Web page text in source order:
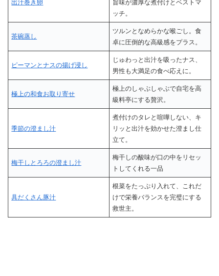
出汁巻き卵
旨味が濃厚な煮付けとベストマ
ッチ。
茶碗蒸し
ツルンとなめらかな喉ごし。食
卓に圧倒的な高級感をプラス。
ピーマンとナスの揚げ浸し
じゅわっと出汁を吸ったナス、
男性も大満足の食べ応えに。
極上の和食お取り寄せ
極上のしゃぶしゃぶで自宅を高
級料亭にする贅沢。
季節の澄まし汁
煮付けのタレと喧嘩しない、キ
リッと出汁を効かせた澄まし仕
立て。
梅干しとろろの澄まし汁
梅干しの酸味が口の中をリセッ
トしてくれる一品
具だくさん豚汁
根菜をたっぷり入れて、これだ
けで栄養バランスを完璧にする
救世主。